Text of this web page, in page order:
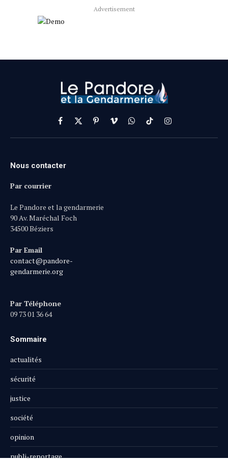
Advertisement
Facebook
X
(Twitter)
PinterestVimeoWhatsApp
TikTokInstagram
Nous contacter
Par courrier
Le Pandore et la gendarmerie
90 Av. Maréchal Foch
34500 Béziers
Par Email
contact@pandore-
gendarmerie.org
Par Téléphone
09 73 01 36 64
Sommaire
actualités
sécurité
justice
société
opinion
publi-reportage